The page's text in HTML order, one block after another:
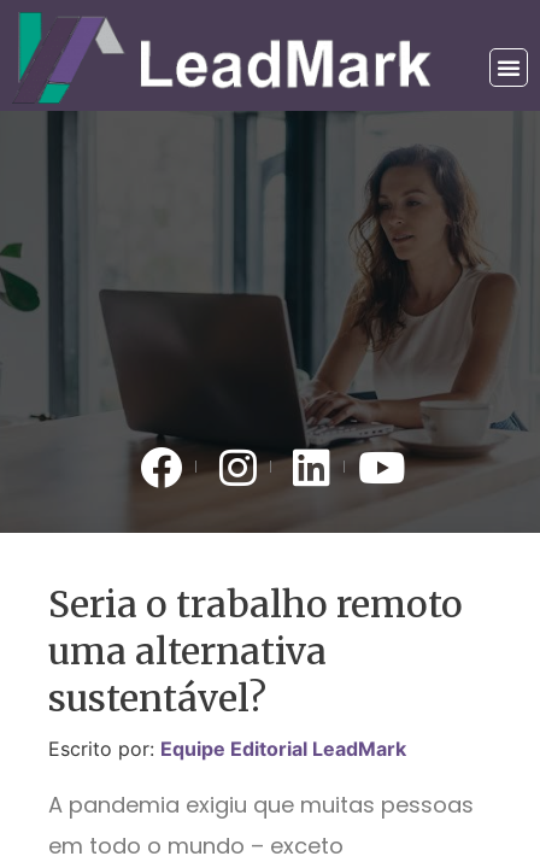
Seria o trabalho remoto
uma alternativa
sustentável?
Escrito por: Equipe Editorial LeadMark
A pandemia exigiu que muitas pessoas
em todo o mundo – exceto